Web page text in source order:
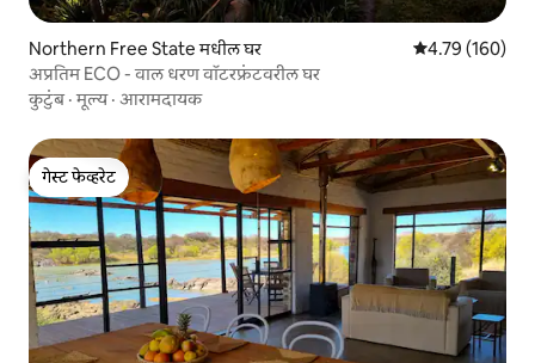
Northern Free State मधील घर 5 पैकी 4.79
4.79 (160)
अप्रतिम ECO - वाल धरण वॉटरफ्रंटवरील घर
कुटुंब·मूल्य· आरामदायक
गेस्ट फेव्हरेट
गेस्ट फेव्हरेट